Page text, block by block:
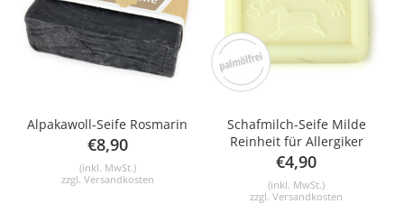
Alpakawoll-Seife Rosmarin
€8,90
(inkl. MwSt.)
zzgl. Versandkosten
Schafmilch-Seife Milde
Reinheit für Allergiker
€4,90
(inkl. MwSt.)
zzgl.Versandkosten